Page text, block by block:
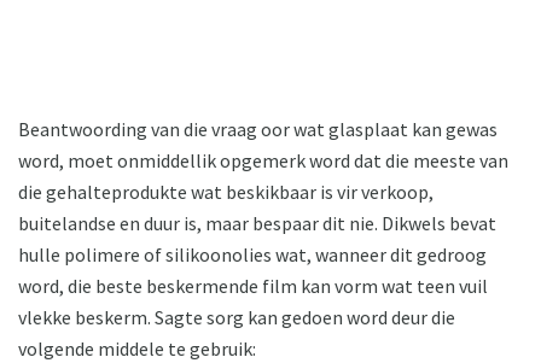
Beantwoording van die vraag oor wat glasplaat kan gewas
word, moet onmiddellik opgemerk word dat die meeste van
die gehalteprodukte wat beskikbaar is vir verkoop,
buitelandse en duur is, maar bespaar dit nie. Dikwels bevat
hulle polimere of silikoonolies wat, wanneer dit gedroog
word, die beste beskermende film kan vorm wat teen vuil
vlekke beskerm. Sagte sorg kan gedoen word deur die
volgende middele te gebruik: